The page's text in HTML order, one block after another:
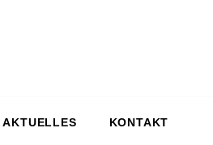
AKTUELLES KONTAKT